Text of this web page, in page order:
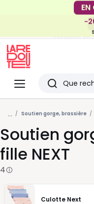
-
Livraison en
Menu
Redoute
Rechercher
Derniers
articles
vus
... Soutien gorge, brassière
Soutien
fille NEXT
4
Culotte Next